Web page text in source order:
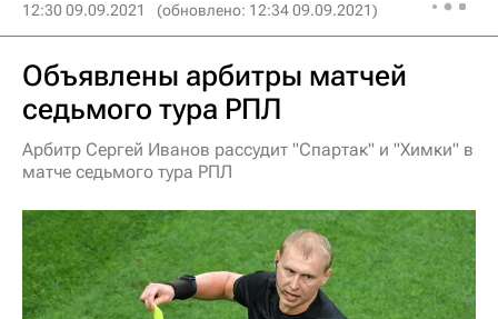
12:30 09.09.2021 (обновлено: 12:34 09.09.2021)
Объявлены арбитры матчей
седьмого тура РПЛ
Арбитр Сергей Иванов рассудит "Спартак" и "Химки" в
матче седьмого тура РПЛ